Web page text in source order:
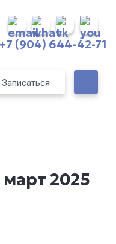
+7 (904) 644-42-71
Записаться
2025